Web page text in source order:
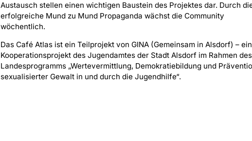
Austausch stellen einen wichtigen Baustein des Projektes dar. Durch
erfolgreiche Mund zu Mund Propaganda wächst die Community
wöchentlich.
Das Café Atlas ist ein Teilprojekt von GINA (Gemeinsam in Alsdorf) – ein
Kooperationsprojekt des Jugendamtes der Stadt Alsdorf im Rahmen des
Landesprogramms „Wertevermittlung, Demokratiebildung und
sexualisierter Gewalt in und durch die Jugendhilfe“.